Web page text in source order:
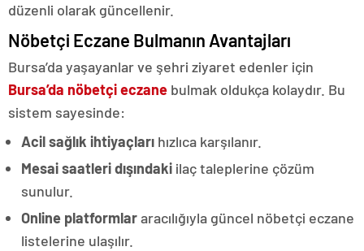
düzenli olarak güncellenir.
Nöbetçi Eczane Bulmanın Avantajları
Bursa’da yaşayanlar ve şehri ziyaret edenler için
Bursa’da nöbetçi eczane bulmak oldukça kolaydır. Bu
sistem sayesinde:
Acil sağlık ihtiyaçları hızlıca karşılanır.
Mesai saatleri dışındaki ilaç taleplerine çözüm
sunulur.
Online platformlararacılığıyla güncel nöbetçi eczane
listelerine ulaşılır.